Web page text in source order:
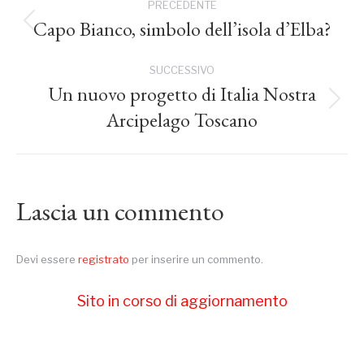
tra
PRECEDENTE
Post
Capo Bianco, simbolo dell’isola d’Elba?
SUCCESSIVO
post:
Un nuovo progetto di Italia Nostra
Arcipelago Toscano
Lascia un commento
Devi essere registrato per inserire un commento.
Sito in corso di aggiornamento